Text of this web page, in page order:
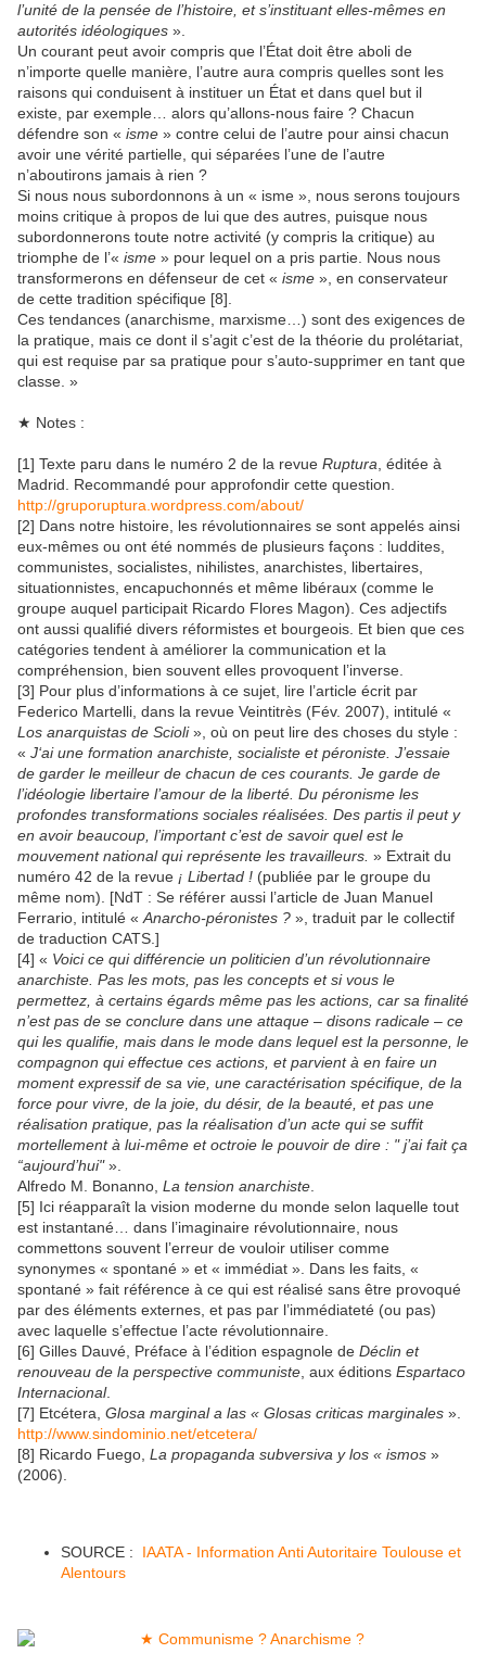
l’unité de la pensée de l’histoire, et s’instituant elles-mêmes en
autorités idéologiques ».
Un courant peut avoir compris que l’État doit être aboli de
n’importe quelle manière, l’autre aura compris quelles sont les
raisons qui conduisent à instituer un État et dans quel but il
existe, par exemple… alors qu’allons-nous faire ? Chacun
défendre son « isme » contre celui de l’autre pour ainsi chacun
avoir une vérité partielle, qui séparées l’une de l’autre
n’aboutirons jamais à rien ?
Si nous nous subordonnons à un « isme », nous serons toujours
moins critique à propos de lui que des autres, puisque nous
subordonnerons toute notre activité (y compris la critique) au
triomphe de l’« isme » pour lequel on a pris partie. Nous nous
transformerons en défenseur de cet « isme », en conservateur
de cette tradition spécifique [8].
Ces tendances (anarchisme, marxisme…) sont des exigences de
la pratique, mais ce dont il s’agit c’est de la théorie du prolétariat,
qui est requise par sa pratique pour s’auto-supprimer en tant que
classe. »
★ Notes :
[1] Texte paru dans le numéro 2 de la revue Ruptura , éditée à
Madrid. Recommandé pour approfondir cette question.
http://gruporuptura.wordpress.com/about/
[2] Dans notre histoire, les révolutionnaires se sont appelés ainsi
eux-mêmes ou ont été nommés de plusieurs façons : luddites,
communistes, socialistes, nihilistes, anarchistes, libertaires,
situationnistes, encapuchonnés et même libéraux (comme le
groupe auquel participait Ricardo Flores Magon). Ces adjectifs
ont aussi qualifié divers réformistes et bourgeois. Et bien que ces
catégories tendent à améliorer la communication et la
compréhension, bien souvent elles provoquent l’inverse.
[3] Pour plus d’informations à ce sujet, lire l’article écrit par
Federico Martelli, dans la revue Veintitrès (Fév. 2007), intitulé «
Los anarquistas de Scioli», où on peut lire des choses du style :
« J‘ai une formation anarchiste, socialiste et péroniste. J’essaie
de garder le meilleur de chacun de ces courants. Je garde de
l’idéologie libertaire l’amour de la liberté. Du péronisme les
profondes transformations sociales réalisées. Des partis il peut y
en avoir beaucoup, l’important c’est de savoir quel est le
mouvement national qui représente les travailleurs. » Extrait du
numéro 42 de la revue ¡ Libertad ! (publiée par le groupe du
même nom). [NdT : Se référer aussi l’article de Juan Manuel
Ferrario, intitulé « Anarcho-péronistes ? », traduit par le collectif
de traduction CATS.]
[4] « Voici ce qui différencie un politicien d’un révolutionnaire
anarchiste. Pas les mots, pas les concepts et si vous le
permettez, à certains égards même pas les actions, car sa finalité
n’est pas de se conclure dans une attaque – disons radicale – ce
qui les qualifie, mais dans le mode dans lequel est la personne, le
compagnon qui effectue ces actions, et parvient à en faire un
moment expressif de sa vie, une caractérisation spécifique, de la
force pour vivre, de la joie, du désir, de la beauté, et pas une
réalisation pratique, pas la réalisation d’un acte qui se suffit
mortellement à lui-même et octroie le pouvoir de dire : " j’ai fait ça
“aujourd’hui"».
Alfredo M. Bonanno, La tension anarchiste
[5] Ici réapparaît la vision moderne du monde selon laquelle tout
est instantané… dans l’imaginaire révolutionnaire, nous
commettons souvent l’erreur de vouloir utiliser comme
synonymes « spontané » et « immédiat ». Dans les faits, «
spontané » fait référence à ce qui est réalisé sans être provoqué
par des éléments externes, et pas par l’immédiateté (ou pas)
avec laquelle s’effectue l’acte révolutionnaire.
[6] Gilles Dauvé, Préface à l’édition espagnole de Déclin et
renouveau de la perspective communiste , aux éditions Espartaco
Internacional.
[7] Etcétera, Glosa marginal a las « Glosas criticas marginales ».
http://www.sindominio.net/etcetera/
[8] Ricardo Fuego, La propaganda subversiva y los « ismos »
(2006).
SOURCE : IAATA - Information Anti Autoritaire Toulouse et
Alentours